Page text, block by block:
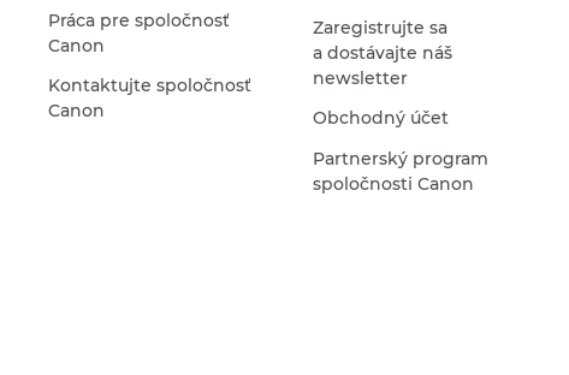
Práca pre spoločnosť
Canon
Kontaktujte spoločnosť
Canon
Zaregistrujte sa
a dostávajte náš
newsletter
Obchodný účet
Partnerský program
spoločnosti Canon